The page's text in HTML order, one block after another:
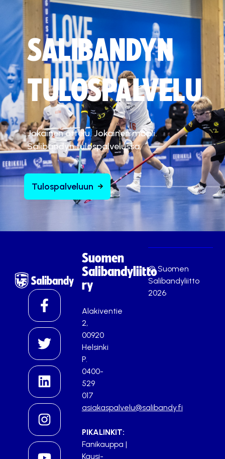
SALIBANDYN
TULOSPALVELU
Jokainen ottelu. Jokainen maali.
Salibandyn tulospalvelussa.
Tulospalveluun
Suomen
Salibandyliitto
ry
Alakiventie
2,
00920
Helsinki
P.
0400-
529
017
asiakaspalvelu@salibandy.fi
PIKALINKIT:
Fanikauppa |
Kausi-
© Suomen
Salibandyliitto
2026